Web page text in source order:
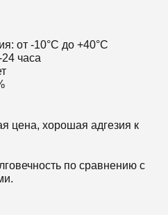
от -10°С до +40°С
часа
цена, хорошая адгезия к
по сравнению с